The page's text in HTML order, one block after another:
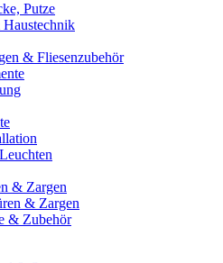
Putze
& Fliesenzubehör
& Zargen
& Zargen
& Zubehör